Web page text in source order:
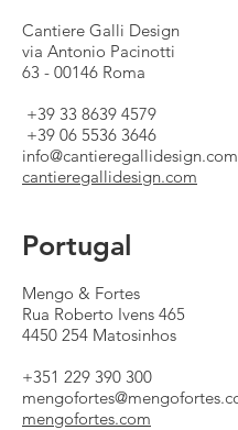
Cantiere Galli Design
via Antonio Pacinotti
63 - 00146 Roma
+39 33 8639 4579
+39 06 5536 3646
info@cantieregallidesign.com
cantieregallidesign.com
Portugal
Mengo & Fortes
Rua Roberto Ivens 465
4450 254 Matosinhos
+351 229 390 300
mengofortes.com